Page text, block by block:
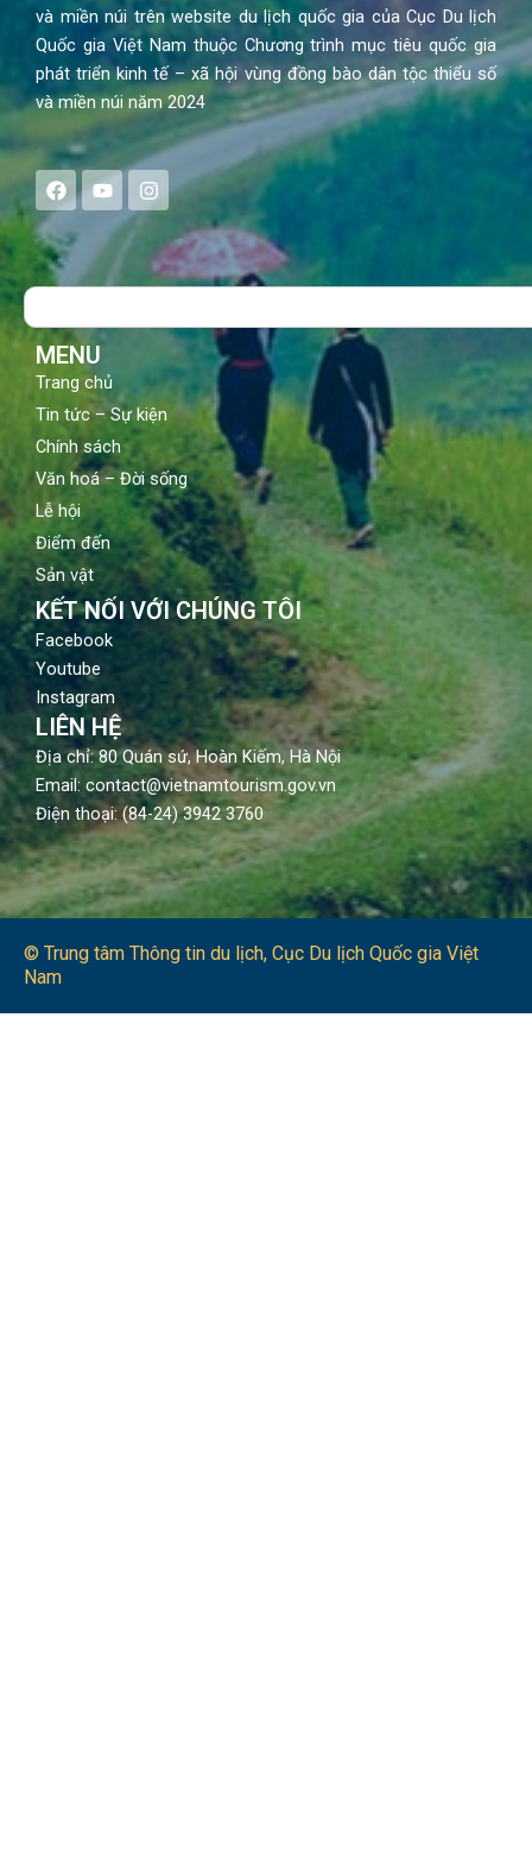
và miền núi trên website du lịch quốc gia của Cục Du lịch
Quốc gia Việt Nam thuộc Chương trình mục tiêu quốc gia
phát triển kinh tế – xã hội vùng đồng bào dân tộc thiểu số
và miền núi năm 2024
F
a
e
b
o
Y
o
t
u
b
I
n
s
a
g
Search
MENU
Trang chủ
Tin tức – Sự kiện
Chính sách
Văn hoá – Đời sống
Lễ hội
Điểm đến
Sản vật
KẾT NỐI VỚI CHÚNG TÔI
Facebook
Youtube
Instagram
LIÊN HỆ
Địa chỉ: 80 Quán sứ, Hoàn Kiếm, Hà Nội
Email: contact@vietnamtourism.gov.vn
Điện thoại: (84-24) 3942 3760
© Trung tâm Thông tin du lịch​, Cục Du lịch Quốc gia Việt
Nam